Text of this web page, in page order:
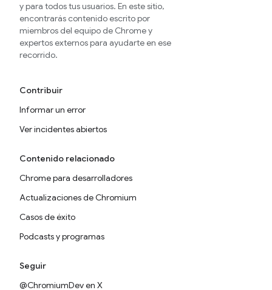
y para todos tus usuarios. En este sitio,
encontrarás contenido escrito por
miembros del equipo de Chrome y
expertos externos para ayudarte en ese
recorrido.
Contribuir
Informar un error
Ver incidentes abiertos
Contenido relacionado
Chrome para desarrolladores
Actualizaciones de Chromium
Casos de éxito
Podcasts y programas
Seguir
@ChromiumDev en X